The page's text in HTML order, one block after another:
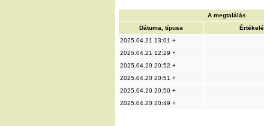
A megtalálás
Dátuma, típusa
2025.04.21 13:01 +
2025.04.21 12:29 +
2025.04.20 20:52 +
2025.04.20 20:51 +
2025.04.20 20:50 +
2025.04.20 20:49 +